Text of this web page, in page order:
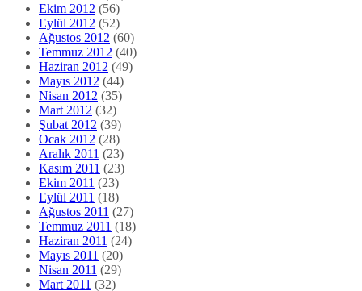
Ekim 2012 (56)
Eylül 2012 (52)
Ağustos 2012 (60)
Temmuz 2012 (40)
Haziran 2012 (49)
Mayıs 2012 (44)
Nisan 2012 (35)
Mart 2012 (32)
Şubat 2012 (39)
Ocak 2012 (28)
Aralık 2011 (23)
Kasım 2011 (23)
Ekim 2011 (23)
Eylül 2011 (18)
Ağustos 2011 (27)
Temmuz 2011 (18)
Haziran 2011 (24)
Mayıs 2011 (20)
Nisan 2011 (29)
Mart 2011 (32)